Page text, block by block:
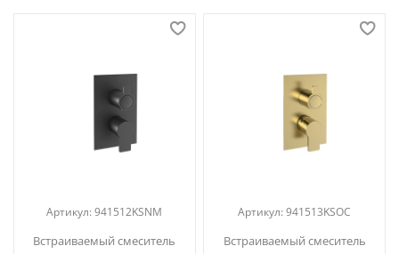
Артикул:941512KSNM
Встраиваемый смеситель
Артикул:941513KSOC
Встраиваемый смеситель